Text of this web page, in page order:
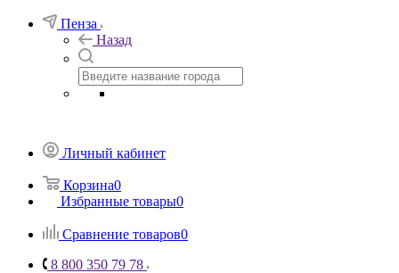
Пенза
Назад
Личный кабинет
Корзина0
Избранные товары0
Сравнение товаров0
8 800 350 79 78